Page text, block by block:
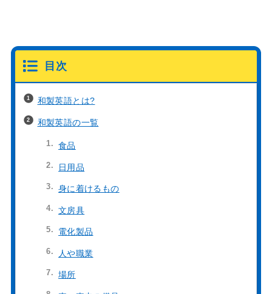
目次
和製英語とは?
和製英語の一覧
食品
日用品
身に着けるもの
文房具
電化製品
人や職業
場所